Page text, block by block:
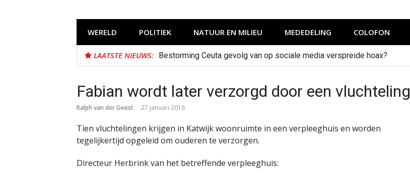
WERELD POLITIEK NATUUR EN MILIEU MEDEDELING COLOFON
LAATSTE NIEUWS: Bestorming Ceuta gevolg van op sociale media verspreide hoax?
Fabian wordt later verzorgd door een vluchteling
Ralph van der Geest 27 januari 2016
Tien vluchtelingen krijgen in Katwijk woonruimte in een verpleeghuis en worden
tegelijkertijd opgeleid om ouderen te verzorgen.
Directeur Herbrink van het betreffende verpleeghuis: